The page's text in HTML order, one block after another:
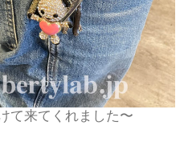
て来てくれました〜